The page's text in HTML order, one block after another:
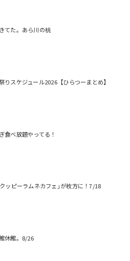
てた。あら川の桃
りスケジュール2026【ひらつーまとめ】
食べ放題やってる！
ッピーラムネカフェ｣が枚方に！7/18
休館。8/26